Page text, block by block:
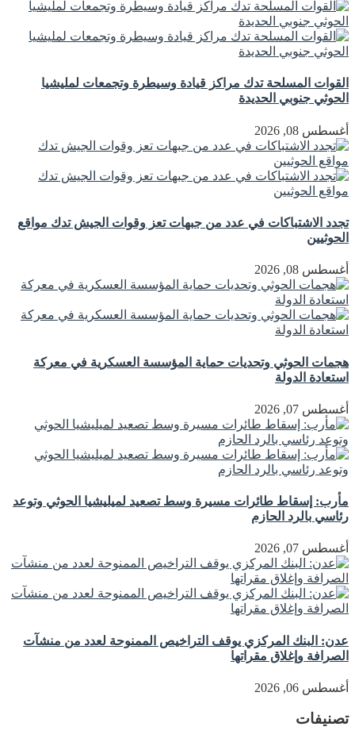
القوات المسلحة تدك مراكز قيادة وسيطرة وتجمعات لمليشيا
الحوثي جنوبي الحديدة
أغسطس 08, 2026
تجدد الاشتباكات في عدد من جبهات تعز وقوات الجيش تدك مواقع
الحوثيين
أغسطس 08, 2026
هجمات الحوثي وتحديات حماية المؤسسة العسكرية في معركة
استعادة الدولة
أغسطس 07, 2026
مأرب: إسقاط طائرات مسيرة وسط تصعيد لميليشيا الحوثي وتوعد
رئاسي بالرد الحازم
أغسطس 07, 2026
عدن: البنك المركزي يوقف التراخيص الممنوحة لعدد من منشآت
الصرافة وإغلاق مقراتها
أغسطس 06, 2026
تصنيفات